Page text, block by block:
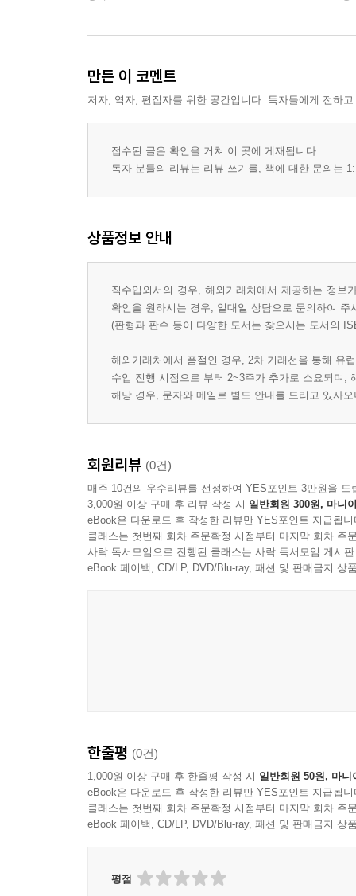
만든 이 코멘트
저자, 역자, 편집자를 위한 공간입니다. 독자들에게 전하
접수된 글은 확인을 거쳐 이 곳에 게재됩니다.
독자 분들의 리뷰는 리뷰 쓰기를, 책에 대한 문의는
상품정보 안내
직수입외서의 경우, 해외거래처에서 제공하는 정
확인을 원하시는 경우, 일대일 상담으로 문의하여 주
(판형과 판수 등이 다양한 도서는 찾으시는 도서의
해외거래처에서 품절인 경우, 2차 거래선을 통해 유
수입 진행 시점으로 부터 2~3주가 추가로 소요되며,
해당 경우, 문자와 메일로 별도 안내를 드리고 있사
회원리뷰 (0건)
매주 10건의 우수리뷰를 선정하여 YES포인트 3만원을 드
3,000원 이상 구매 후 리뷰 작성 시 일반회원 300원, 마니
eBook은 다운로드 후 작성한 리뷰만 YES포인트 지급됩니
클래스는 첫번째 회차 주문확정 시점부터 마지막 회차 주
사락 독서모임으로 진행된 클래스는 사락 독서모임 게시
eBook 페이백, CD/LP, DVD/Blu-ray, 패션 및 판매금지 상
한줄평 (0건)
1,000원 이상 구매 후 한줄평 작성 시 일반회원 50원, 마니
eBook은 다운로드 후 작성한 리뷰만 YES포인트 지급됩니
클래스는 첫번째 회차 주문확정 시점부터 마지막 회차 주
eBook 페이백, CD/LP, DVD/Blu-ray, 패션 및 판매금지 상
평점